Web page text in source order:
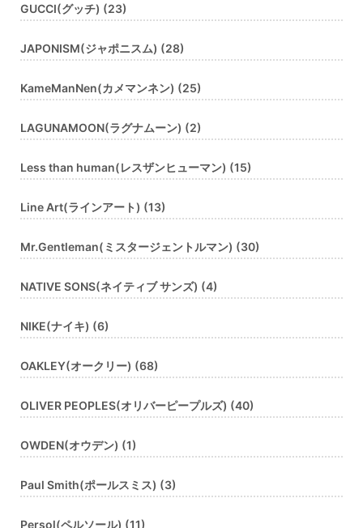
GUCCI(グッチ) (23)
JAPONISM(ジャポニスム) (28)
KameManNen(カメマンネン) (25)
LAGUNAMOON(ラグナムーン) (2)
Less than human(レスザンヒューマン) (15)
Line Art(ラインアート) (13)
Mr.Gentleman(ミスタージェントルマン) (30)
NATIVE SONS(ネイティブ サンズ) (4)
NIKE(ナイキ) (6)
OAKLEY(オークリー) (68)
OLIVER PEOPLES(オリバーピープルズ) (40)
OWDEN(オウデン) (1)
Paul Smith(ポールスミス) (3)
Persol(ペルソール) (11)